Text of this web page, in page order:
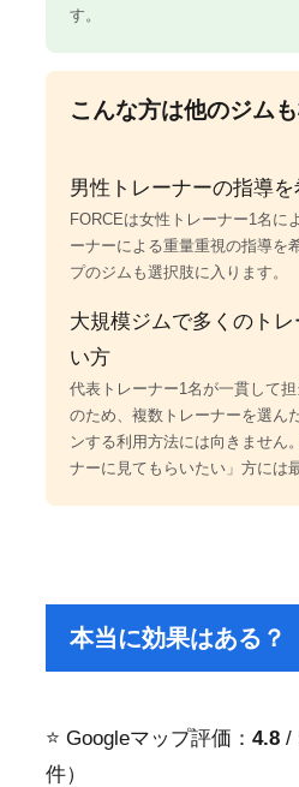
す。
こんな方は他のジム
男性トレーナーの指導
FORCEは女性トレーナー1名に
ーナーによる重量重視の指導を
プのジムも選択肢に入ります。
大規模ジムで多くのト
い方
代表トレーナー1名が一貫して
のため、複数トレーナーを選ん
ンする利用方法には向きません
ナーに見てもらいたい」方には
本当に効果はある？
⭐ Googleマップ評価： 4.8/
件）